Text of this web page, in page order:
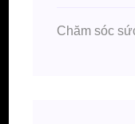
Chăm sóc